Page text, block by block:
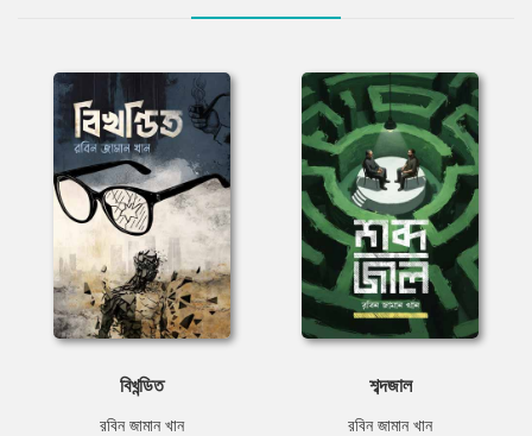
বিখন্ডিত
রবিন জামান খান
শব্দজাল
রবিন জামান খান